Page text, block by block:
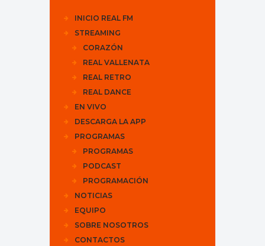
INICIO REAL FM
STREAMING
CORAZÓN
REAL VALLENATA
REAL RETRO
REAL DANCE
EN VIVO
DESCARGA LA APP
PROGRAMAS
PROGRAMAS
PODCAST
PROGRAMACIÓN
NOTICIAS
EQUIPO
SOBRE NOSOTROS
CONTACTOS